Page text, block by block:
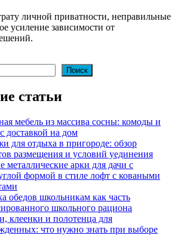
личной приватности, неправильные
усиление зависимости от
Поиск
статьи
мебель из массива сосны: комоды и
доставкой на дом
для отдыха в пригороде: обзор
размещения и условий уединения
металлические арки для дачи с
формой в стиле лофт с коваными
обедов школьникам как часть
школьного рациона
клеенки и полотенца для
что нужно знать при выборе